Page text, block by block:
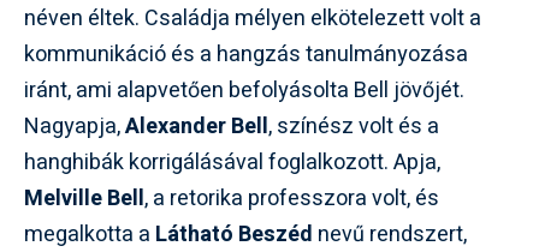
néven éltek. Családja mélyen elkötelezett volt a
kommunikáció és a hangzás tanulmányozása
iránt, ami alapvetően befolyásolta Bell jövőjét.
Nagyapja,Alexander Bell, színész volt és a
hanghibák korrigálásával foglalkozott. Apja,
Melville Bell, a retorika professzora volt, és
megalkotta a Látható Beszéd nevű rendszert,